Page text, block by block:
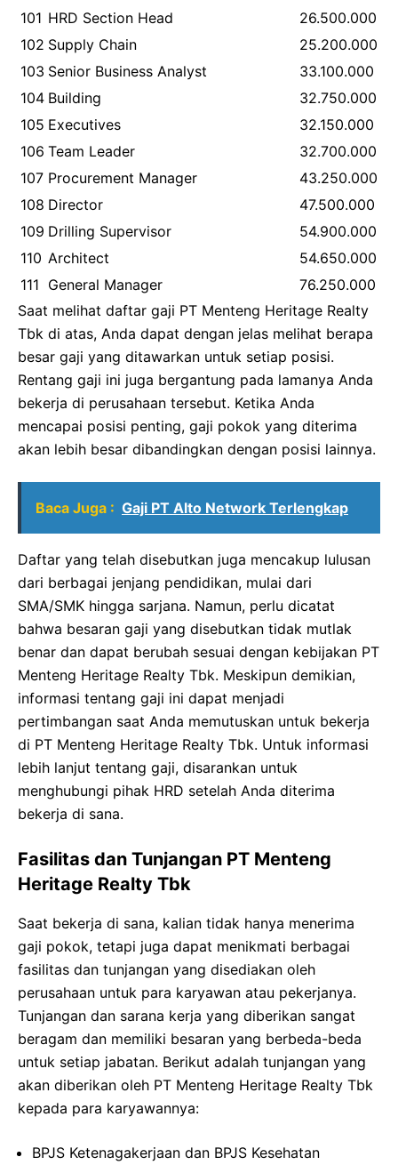
101 HRD Section Head
26.500.000
102 Supply Chain
25.200.000
103 Senior Business Analyst
33.100.000
104 Building
32.750.000
105 Executives
32.150.000
106 Team Leader
32.700.000
107 Procurement Manager
43.250.000
108 Director
47.500.000
109 Drilling Supervisor
54.900.000
110 Architect
54.650.000
111 General Manager
76.250.000
Saat melihat daftar gaji PT Menteng Heritage Realty
Tbk di atas, Anda dapat dengan jelas melihat berapa
besar gaji yang ditawarkan untuk setiap posisi.
Rentang gaji ini juga bergantung pada lamanya Anda
bekerja di perusahaan tersebut. Ketika Anda
mencapai posisi penting, gaji pokok yang diterima
akan lebih besar dibandingkan dengan posisi lainnya.
Baca Juga : Gaji PT Alto Network Terlengkap
Daftar yang telah disebutkan juga mencakup lulusan
dari berbagai jenjang pendidikan, mulai dari
SMA/SMK hingga sarjana. Namun, perlu dicatat
bahwa besaran gaji yang disebutkan tidak mutlak
benar dan dapat berubah sesuai dengan kebijakan PT
Menteng Heritage Realty Tbk. Meskipun demikian,
informasi tentang gaji ini dapat menjadi
pertimbangan saat Anda memutuskan untuk bekerja
di PT Menteng Heritage Realty Tbk. Untuk informasi
lebih lanjut tentang gaji, disarankan untuk
menghubungi pihak HRD setelah Anda diterima
bekerja di sana.
Fasilitas dan Tunjangan PT Menteng
Heritage Realty Tbk
Saat bekerja di sana, kalian tidak hanya menerima
gaji pokok, tetapi juga dapat menikmati berbagai
fasilitas dan tunjangan yang disediakan oleh
perusahaan untuk para karyawan atau pekerjanya.
Tunjangan dan sarana kerja yang diberikan sangat
beragam dan memiliki besaran yang berbeda-beda
untuk setiap jabatan. Berikut adalah tunjangan yang
akan diberikan oleh PT Menteng Heritage Realty Tbk
kepada para karyawannya:
BPJS Ketenagakerjaan dan BPJS Kesehatan